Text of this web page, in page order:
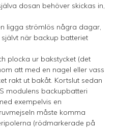
dosan behöver skickas in,
ligga strömlös några dagar,
när backup batteriet
plocka ur bakstycket (det
att med en nagel eller vass
rakt ut bakåt. Kortslut sedan
modulens backupbatteri
exempelvis en
måste komma
(rödmarkerade på